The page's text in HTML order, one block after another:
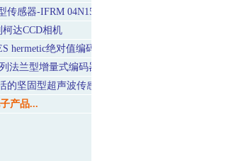
传感器-IFRM 04N15A3/S05L
达CCD相机
hermetic绝对值编码器
法兰型增量式编码器
的坚固型超声波传感器-U500.PA0.2-GP1J.72F
产品...